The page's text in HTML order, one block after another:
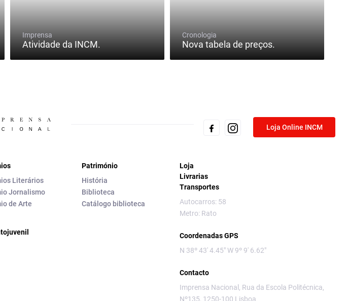
Imprensa
Atividade da INCM.
Cronologia
Nova tabela de preços.
Loja Online INCM
Literários
Jornalismo
de Arte
Património
História
Biblioteca
Catálogo biblioteca
Loja
Livrarias
Transportes
Autocarros: 58
Metro: Rato
Coordenadas GPS
N 38º 43' 4.45" W 9º 9' 6.62"
Contacto
Imprensa Nacional, Rua da Escola Politécnica,
Nº135, 1250-100 Lisboa